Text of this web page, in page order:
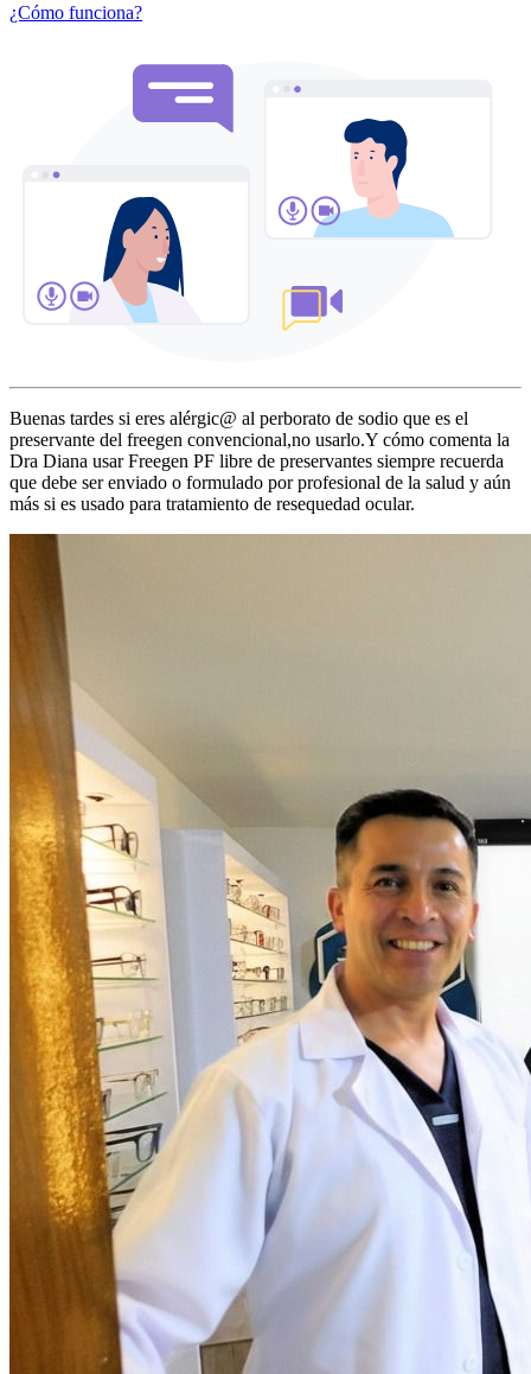
¿Cómo funciona?
Buenas tardes si eres alérgic@ al perborato de sodio que es el
preservante del freegen convencional,no usarlo.Y cómo comenta la
Dra Diana usar Freegen PF libre de preservantes siempre recuerda
que debe ser enviado o formulado por profesional de la salud y aún
más si es usado para tratamiento de resequedad ocular.